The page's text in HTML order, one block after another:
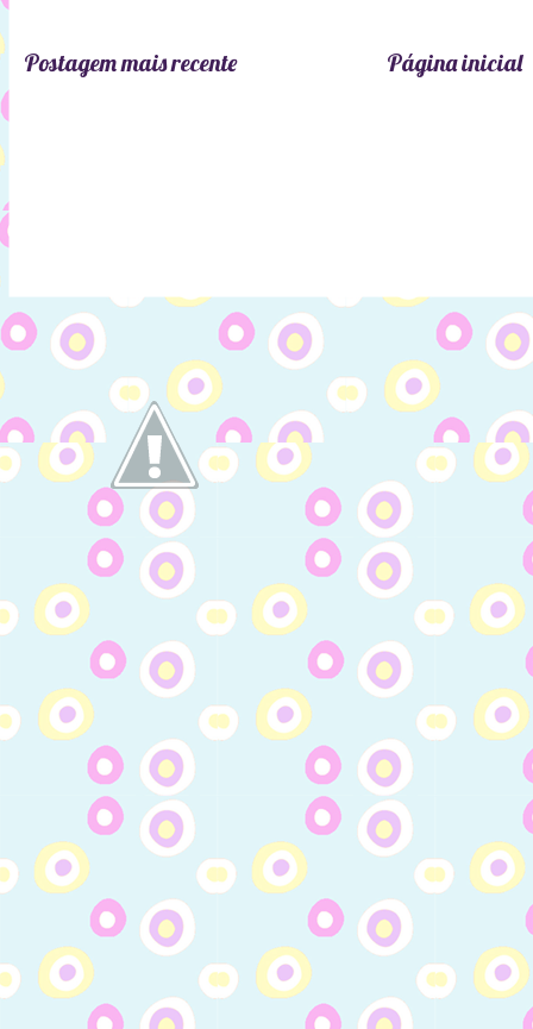
Postagem mais recente Página inicial